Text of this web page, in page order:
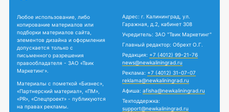
Любое использование, либо
копирование материалов или
подборки материалов сайта,
элементов дизайна и оформления
допускается только с
письменного разрешения
правообладателя - ЗАО «Твик
Маркетинг».
Материалы с пометкой «Бизнес»,
«Партнерский материал», «ПМ»,
«PR», «Спецпроект» - публикуются
на правах рекламы.
Адрес: г. Калининград, ул.
Гаражная, д.2, кабинет 308
Учредитель: ЗАО "Твик Маркетинг"
Главный редактор: Обрехт О.Г.
Редакция: +7 (4012) 99-21-76
news@newkaliningrad.ru
Реклама: +7 (4012) 31-07-07
reklama@newkaliningrad.ru
Афиша: afisha@newkaliningrad.ru
Техподдержка:
support@newkaliningrad.ru